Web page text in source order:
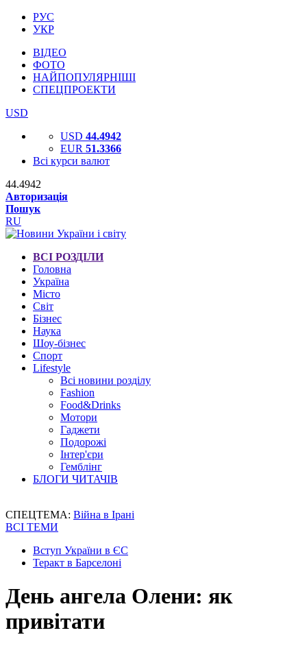
РУС
УКР
ВІДЕО
ФОТО
НАЙПОПУЛЯРНІШІ
СПЕЦПРОЕКТИ
USD
USD 44.4942
EUR 51.3366
Всі курси валют
44.4942
Авторизація
Пошук
RU
ВСІ РОЗДІЛИ
Головна
Україна
Місто
Світ
Бізнес
Наука
Шоу-бізнес
Спорт
Lifestyle
Всі новини розділу
Fashion
Food&Drinks
Мотори
Гаджети
Подорожі
Інтер'єри
Гемблінг
БЛОГИ ЧИТАЧІВ
СПЕЦТЕМА: Війна в Ірані
ВСІ ТЕМИ
Вступ України в ЄС
Теракт в Барселоні
День ангела Олени: як
привітати